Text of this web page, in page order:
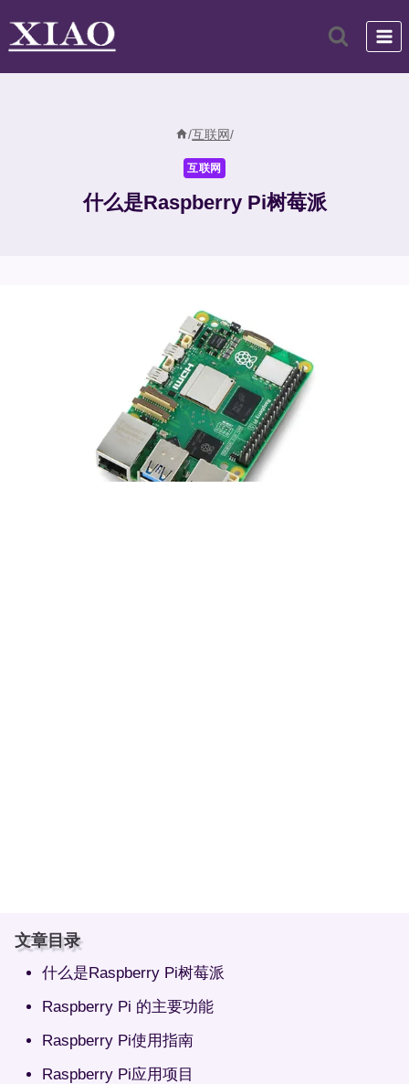
/互联网/
互联网
什么是Raspberry Pi树莓派
文章目录
什么是Raspberry Pi树莓派
Raspberry Pi 的主要功能
Raspberry Pi使用指南
Raspberry Pi应用项目